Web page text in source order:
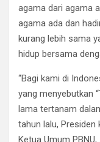
agama dari agama
agama ada dan
kurang lebih sama
hidup bersama
“Bagi kami di
yang menyebutkan
lama tertanam
tahun lalu,
Ketua Umum